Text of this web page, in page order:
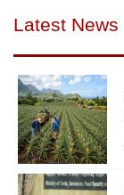
Latest News